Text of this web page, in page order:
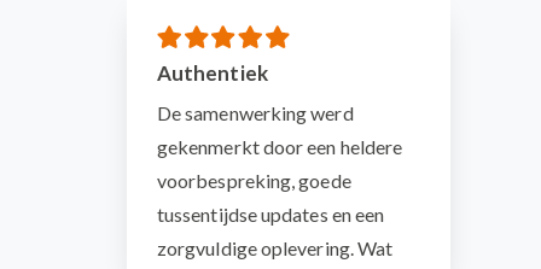
Authentiek
De samenwerking werd
gekenmerkt door een heldere
voorbespreking, goede
tussentijdse updates en een
zorgvuldige oplevering. Wat